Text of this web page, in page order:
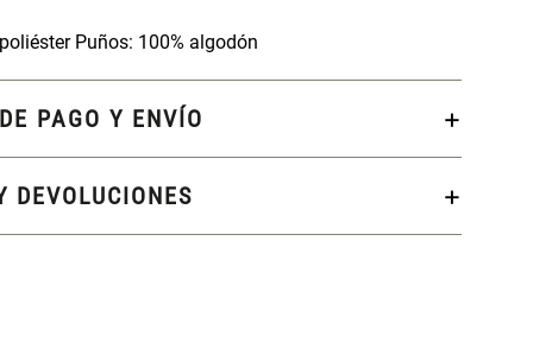
Puños: 100% algodón
PAGO Y ENVÍO
DEVOLUCIONES